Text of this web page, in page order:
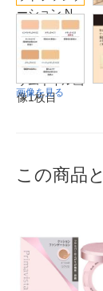
画像を見る
この商品